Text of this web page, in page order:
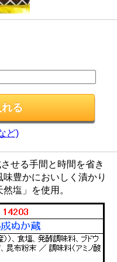
ど)
せる手間と時間を省き
豊かにおいしく漬かり
塩」を使用。